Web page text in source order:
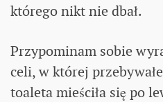
którego nikt nie dbał.
Przypominam sobie
celi, w której
toaleta mieściła się po